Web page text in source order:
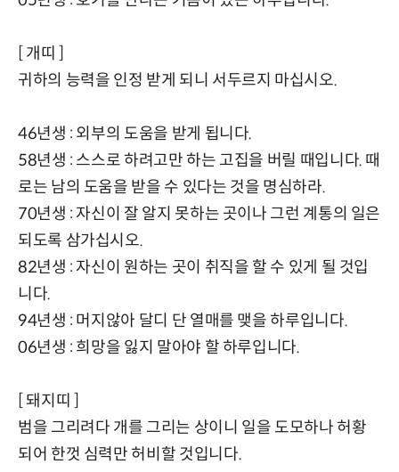
[ 개띠 ]
귀하의 능력을 인정 받게 되니 서두르지 마십시오.
46년생 : 외부의 도움을 받게 됩니다.
58년생 : 스스로 하려고만 하는 고집을 버릴 때입니다. 때
로는 남의 도움을 받을 수 있다는 것을 명심하라.
70년생 : 자신이 잘 알지 못하는 곳이나 그런 계통의 일은
되도록 삼가십시오.
82년생 : 자신이 원하는 곳이 취직을 할 수 있게 될 것입
니다.
94년생 : 머지않아 달디 단 열매를 맺을 하루입니다.
06년생 : 희망을 잃지 말아야 할 하루입니다.
[ 돼지띠 ]
범을 그리려다 개를 그리는 상이니 일을 도모하나 허황
되어 한껏 심력만 허비할 것입니다.